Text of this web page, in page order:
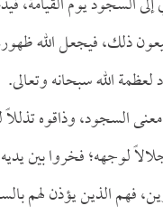
ذلك، فيجعل الله
الله سبحانه وتعالى.
السجود، وذاقوه تذللاً
لوجهه؛ فخروا بين
فهم الذين يؤذن لهم